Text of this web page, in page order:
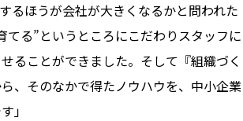
るほうが会社が大きくなるかと問われた
る”というところにこだわりスタッフに
ることができました。そして『組織づく
、そのなかで得たノウハウを、中小企業
」